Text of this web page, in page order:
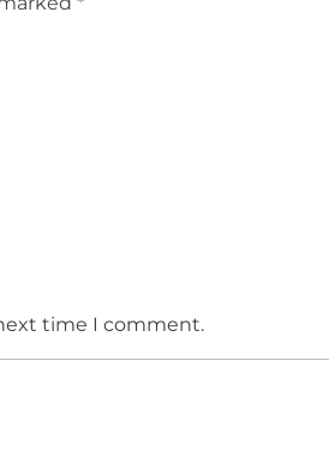
time I comment.